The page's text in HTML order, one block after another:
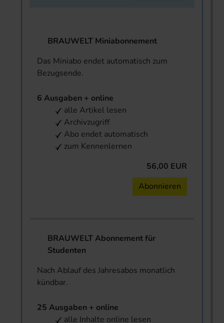
BRAUWELT Miniabonnement
Das Miniabo endet automatisch zum
Bezugsende.
6 Ausgaben + online
alle Artikel lesen
Archivzugriff
Abo endet automatisch
zum Kennenlernen
56,00 EUR
Abonnieren
BRAUWELT Abonnement für
Studenten
Nach Ablauf des Jahresabos monatlich
kündbar.
25 Ausgaben + online
alle Inhalte online lesen